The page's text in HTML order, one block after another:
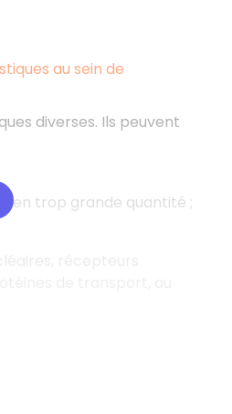
au sein de
diverses. Ils peuvent
en trop grande quantité ;